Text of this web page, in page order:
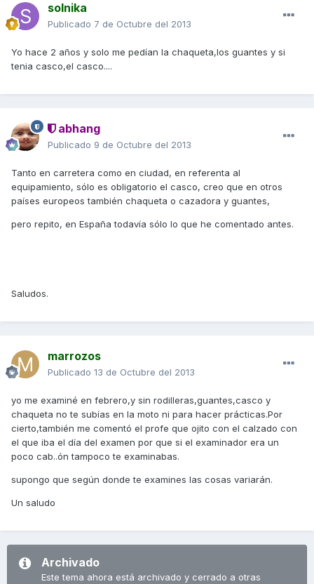
solnika
Publicado 7 de Octubre del 2013
Yo hace 2 años y solo me pedían la chaqueta,los guantes y si
tenia casco,el casco....
abhang
Publicado 9 de Octubre del 2013
Tanto en carretera como en ciudad, en referenta al
equipamiento, sólo es obligatorio el casco, creo que en otros
países europeos también chaqueta o cazadora y guantes,
pero repito, en España todavía sólo lo que he comentado antes.
Saludos.
marrozos
Publicado 13 de Octubre del 2013
yo me examiné en febrero,y sin rodilleras,guantes,casco y
chaqueta no te subías en la moto ni para hacer prácticas.Por
cierto,también me comentó el profe que ojito con el calzado con
el que iba el día del examen por que si el examinador era un
poco cab..ón tampoco te examinabas.
supongo que según donde te examines las cosas variarán.
Un saludo
Archivado
Este tema ahora está archivado y cerrado a otras